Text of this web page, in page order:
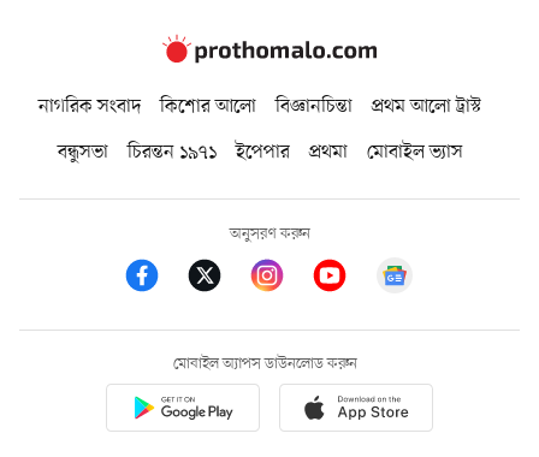
নাগরিক সংবাদ কিশোর আলো বিজ্ঞানচিন্তা
প্রথম আলো ট্রাস্ট
বন্ধুসভা
চিরন্তন ১৯৭১ ইপেপার প্রথমা মোবাইল ভ্যাস
অনুসরণ করুন
মোবাইল অ্যাপস ডাউনলোড করুন